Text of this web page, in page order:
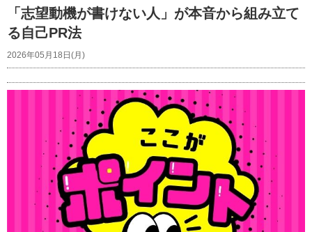
「志望動機が書けない人」が本音から組み立て
る自己PR法
2026年05月18日(月)